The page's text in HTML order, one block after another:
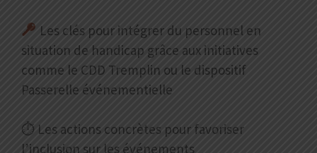
Les clés pour intégrer du personnel en
situation de handicap grâce aux initiatives
comme le CDD Tremplin ou le dispositif
Passerelle événementielle
⏱ Les actions concrètes pour favoriser
l’inclusion sur les événements